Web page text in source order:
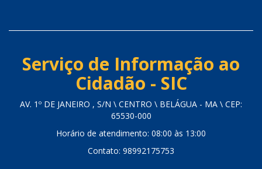
Serviço de Informação ao
Cidadão - SIC
AV. 1º DE JANEIRO , S/N \ CENTRO \ BELÁGUA - MA \ CEP:
65530-000
Horário de atendimento: 08:00 às 13:00
Contato: 98992175753